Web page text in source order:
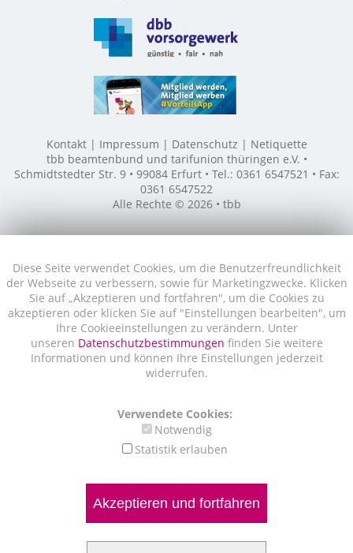
Diese Seite verwendet Cookies, um die Benutzerfreundlichkeit
der Webseite zu verbessern, sowie für Marketingzwecke. Klicken
Sie auf „Akzeptieren und fortfahren", um die Cookies zu
akzeptieren oder klicken Sie auf "Einstellungen bearbeiten", um
Ihre Cookieeinstellungen zu verändern. Unter
unseren Datenschutzbestimmungen finden Sie weitere
Informationen und können Ihre Einstellungen jederzeit
widerrufen.
Verwendete Cookies:
Notwendig
Statistik erlauben
Akzeptieren und fortfahren
Kontakt Impressum Datenschutz
Netiquette
tbb beamtenbund und tarifunion thüringen e.V. •
Schmidtstedter Str. 9 • 99084 Erfurt • Tel.: 0361 6547521 • Fax:
0361 6547522
Alle Rechte © 2026 • tbb